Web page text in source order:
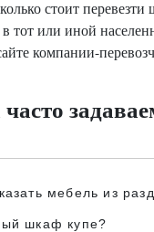
стоит
тот или иной
компании-
мебель из
шкаф купе?